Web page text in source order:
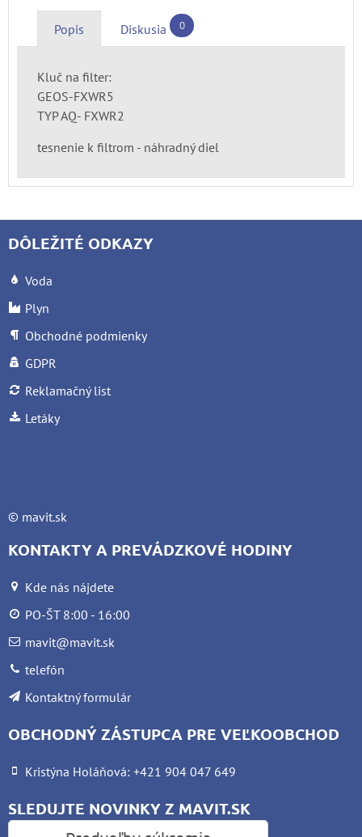
Popis Diskusia 0
Kluč na filter:
GEOS-FXWR5
TYP AQ- FXWR2
tesnenie k filtrom - náhradný diel
DÔLEŽITÉ ODKAZY
Voda
Plyn
Obchodné podmienky
GDPR
Reklamačný list
Letáky
© mavit.sk
KONTAKTY A PREVÁDZKOVÉ HODINY
Kde nás nájdete
PO-ŠT 8:00 - 16:00
mavit@mavit.sk
telefón
Kontaktný formulár
OBCHODNÝ ZÁSTUPCA PRE VEĽKOOBCHOD
Kristýna Holáňová: +421 904 047 649
SLEDUJTE NOVINKY Z MAVIT.SK